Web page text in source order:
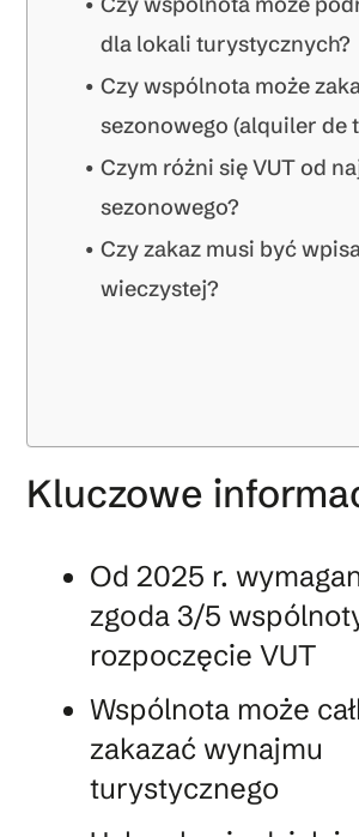
dla lokali turystycznych?
Czy wspólnota może
sezonowego (alquiler de
Czym różni się VUT od
sezonowego?
Czy zakaz musi być
wieczystej?
Kluczowe
Od 2025 r.
zgoda 3/5
rozpoczęcie VUT
Wspólnota może
zakazać wynajmu
turystycznego